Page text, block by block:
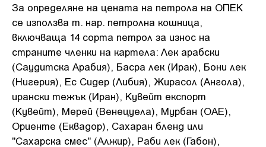
За определяне на цената на петрола на ОПЕК
се използва т. нар. петролна кошница,
включваща 14 сорта петрол за износ на
страните членки на картела: Лек арабски
(Саудитска Арабия), Басра лек (Ирак), Бони лек
(Нигерия), Ес Сидер (Либия), Жирасол (Ангола),
ирански тежък (Иран), Кувейт експорт
(Кувейт), Мерей (Венецуела), Мурбан (ОАЕ),
Ориенте (Еквадор), Сахаран бленд или
"Сахарска смес" (Алжир), Раби лек (Габон),